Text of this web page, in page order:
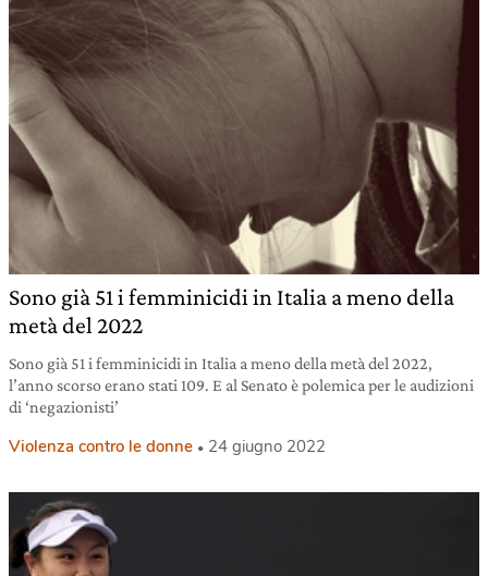
Sono già 51 i femminicidi in Italia a meno della
metà del 2022
Sono già 51 i femminicidi in Italia a meno della metà del 2022,
l’anno scorso erano stati 109. E al Senato è polemica per le audizioni
di ‘negazionisti’
Violenza contro le donne 24 giugno 2022